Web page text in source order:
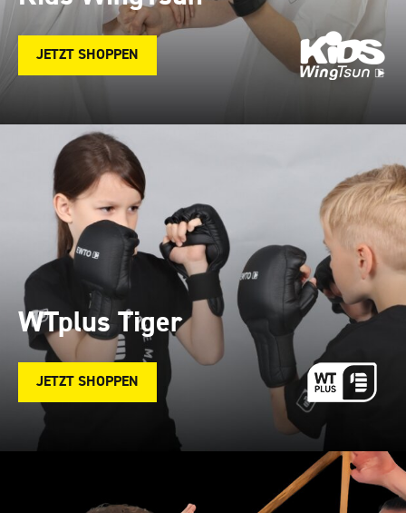
JETZT SHOPPEN
WTplus Tiger
JETZT SHOPPEN